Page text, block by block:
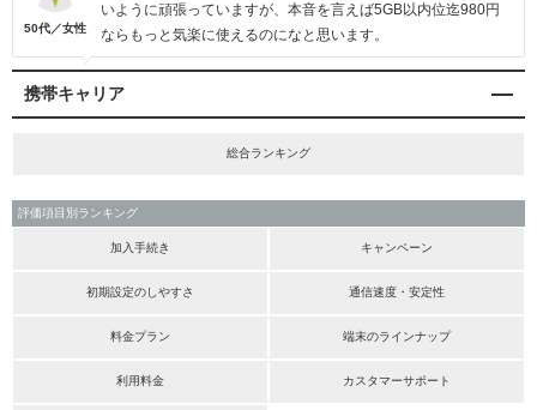
50代／女性
いように頑張っていますが、本音を言えば5GB以内位迄980円
ならもっと気楽に使えるのになと思います。
携帯キャリア
総合ランキング
評価項目別ランキング
加入手続き キャンペーン
初期設定のしやすさ 通信速度・安定性
料金プラン 端末のラインナップ
利用料金 カスタマーサポート